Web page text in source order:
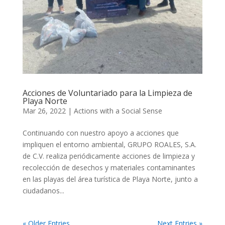
Acciones de Voluntariado para la Limpieza de
Playa Norte
Mar 26, 2022 | Actions with a Social Sense
Continuando con nuestro apoyo a acciones que
impliquen el entorno ambiental, GRUPO ROALES, S.A.
de C.V. realiza periódicamente acciones de limpieza y
recolección de desechos y materiales contaminantes
en las playas del área turística de Playa Norte, junto a
ciudadanos...
« Older Entries Next Entries »